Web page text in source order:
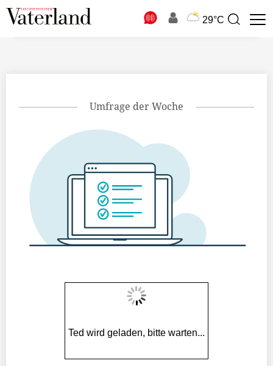
29°C
Suchbegriff
Umfrage der Woche
Ted wird geladen, bitte warten...